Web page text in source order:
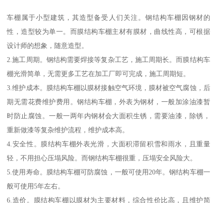
车棚属于小型建筑，其造型备受人们关注。钢结构车棚因钢材的
性，造型较为单一。而膜结构车棚主材有膜材，曲线性高，可根据
设计师的想象，随意造型。
2.施工周期。钢结构需要焊接等复杂工艺，施工周期长。而膜结构车
棚光滑简单，无需更多工艺在加工厂即可完成，施工周期短。
3.维护成本。膜结构车棚以膜材接触空气环境，膜材被空气腐蚀，后
期无需花费维护费用。钢结构车棚，外表为钢材，一般加涂油漆暂
时防止腐蚀。一般一两年内钢材会大面积生锈，需要油漆，除锈，
重新做漆等复杂维护流程，维护成本高。
4.安全性。膜结构车棚外表光滑，大面积滞留积雪和雨水，且重量
轻，不用担心压塌风险。而钢结构车棚很重，压塌安全风险大。
5.使用寿命。膜结构车棚可防腐蚀，一般可使用20年。钢结构车棚一
般可使用5年左右。
6.造价。膜结构车棚以膜材为主要材料，综合性价比高，且维护简